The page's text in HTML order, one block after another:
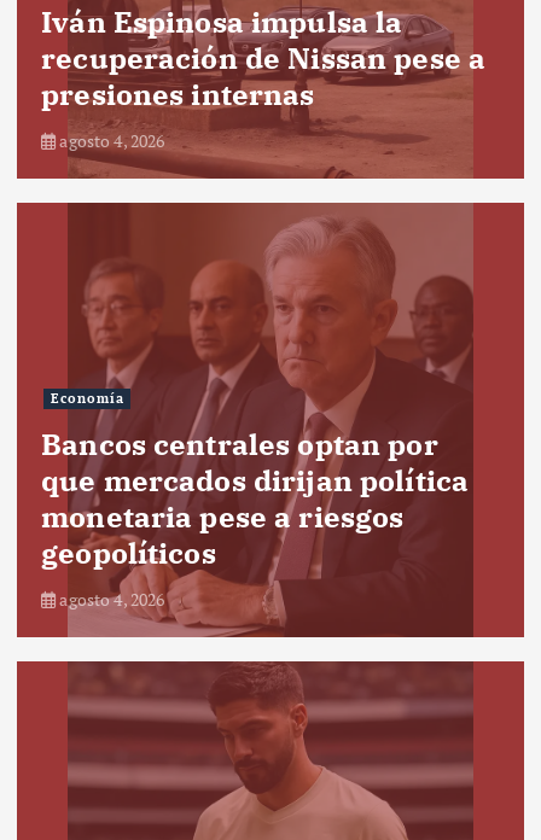
Iván Espinosa impulsa la
recuperación de Nissan pese a
presiones internas
agosto 4, 2026
Economía
Bancos centrales optan por
que mercados dirijan política
monetaria pese a riesgos
geopolíticos
agosto 4, 2026